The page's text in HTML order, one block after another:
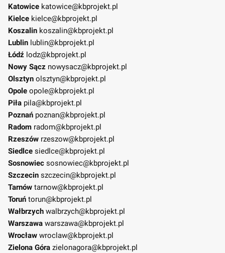
Katowice katowice@kbprojekt.pl
Kielce kielce@kbprojekt.pl
Koszalin koszalin@kbprojekt.pl
Lublin lublin@kbprojekt.pl
Łódź lodz@kbprojekt.pl
Nowy Sącz nowysacz@kbprojekt.pl
Olsztyn olsztyn@kbprojekt.pl
Opole opole@kbprojekt.pl
Piła pila@kbprojekt.pl
Poznań poznan@kbprojekt.pl
Radom radom@kbprojekt.pl
Rzeszów rzeszow@kbprojekt.pl
Siedlce siedlce@kbprojekt.pl
Sosnowiec sosnowiec@kbprojekt.pl
Szczecin szczecin@kbprojekt.pl
Tarnów tarnow@kbprojekt.pl
Toruń torun@kbprojekt.pl
Wałbrzych walbrzych@kbprojekt.pl
Warszawa warszawa@kbprojekt.pl
Wrocław wroclaw@kbprojekt.pl
Zielona Góra zielonagora@kbprojekt.pl